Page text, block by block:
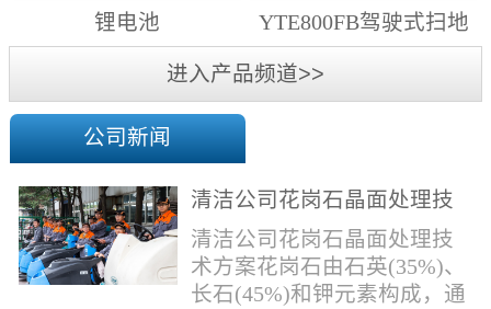
锂电池
YTE800FB驾驶式扫地
进入产品频道>>
公司新闻
清洁公司花岗石晶面处理技
术方案
清洁公司花岗石晶面处理技
术方案花岗石由石英(35%)、
长石(45%)和钾元素构成，通